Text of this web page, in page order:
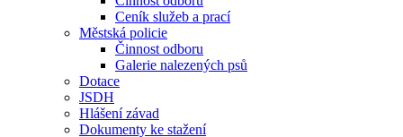
Ceník služeb a prací
Městská policie
Činnost odboru
Galerie nalezených psů
Dotace
JSDH
Hlášení závad
Dokumenty ke stažení